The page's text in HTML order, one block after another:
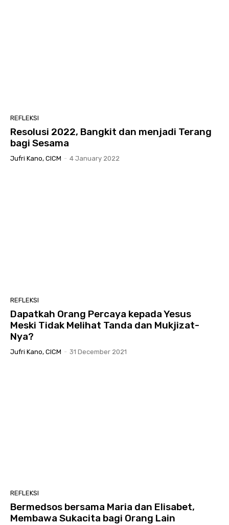
REFLEKSI
Resolusi 2022, Bangkit dan menjadi Terang
bagi Sesama
Jufri Kano, CICM - 4 January 2022
REFLEKSI
Dapatkah Orang Percaya kepada Yesus
Meski Tidak Melihat Tanda dan Mukjizat-
Nya?
Jufri Kano, CICM - 31 December 2021
REFLEKSI
Bermedsos bersama Maria dan Elisabet,
Membawa Sukacita bagi Orang Lain